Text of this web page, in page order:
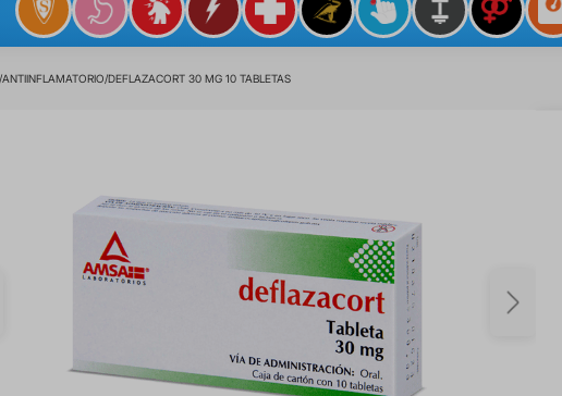
ANTIINFLAMATORIO DEFLAZACORT 30 MG 10 TABLETAS